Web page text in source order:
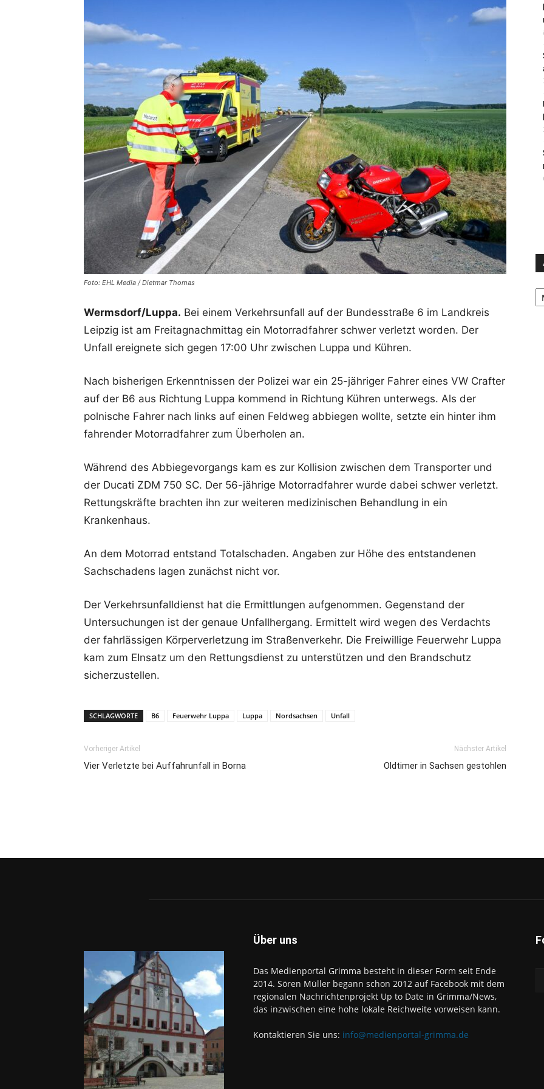
Foto: EHL Media / Dietmar Thomas
Wermsdorf/Luppa. Bei einem Verkehrsunfall auf der Bundesstraße 6 im Landkreis
Leipzig ist am Freitagnachmittag ein Motorradfahrer schwer verletzt worden. Der
Unfall ereignete sich gegen 17:00 Uhr zwischen Luppa und Kühren.
Nach bisherigen Erkenntnissen der Polizei war ein 25-jähriger Fahrer eines VW Crafter
auf der B6 aus Richtung Luppa kommend in Richtung Kühren unterwegs. Als der
polnische Fahrer nach links auf einen Feldweg abbiegen wollte, setzte ein hinter ihm
fahrender Motorradfahrer zum Überholen an.
Während des Abbiegevorgangs kam es zur Kollision zwischen dem Transporter und
der Ducati ZDM 750 SC. Der 56-jährige Motorradfahrer wurde dabei schwer verletzt.
Rettungskräfte brachten ihn zur weiteren medizinischen Behandlung in ein
Krankenhaus.
An dem Motorrad entstand Totalschaden. Angaben zur Höhe des entstandenen
Sachschadens lagen zunächst nicht vor.
Der Verkehrsunfalldienst hat die Ermittlungen aufgenommen. Gegenstand der
Untersuchungen ist der genaue Unfallhergang. Ermittelt wird wegen des Verdachts
der fahrlässigen Körperverletzung im Straßenverkehr. Die Freiwillige Feuerwehr Luppa
kam zum EInsatz um den Rettungsdienst zu unterstützen und den Brandschutz
sicherzustellen.
SCHLAGWORTE B6 Feuerwehr Luppa Luppa Nordsachsen Unfall
Vorheriger Artikel
Vier Verletzte bei Auffahrunfall in Borna
Nächster Artikel
Oldtimer in Sachsen gestohlen
Über uns
Das Medienportal Grimma besteht in dieser Form seit Ende
2014. Sören Müller begann schon 2012 auf Facebook mit dem
regionalen Nachrichtenprojekt Up to Date in Grimma/News,
das inzwischen eine hohe lokale Reichweite vorweisen kann.
Kontaktieren Sie uns: info@medienportal-grimma.de